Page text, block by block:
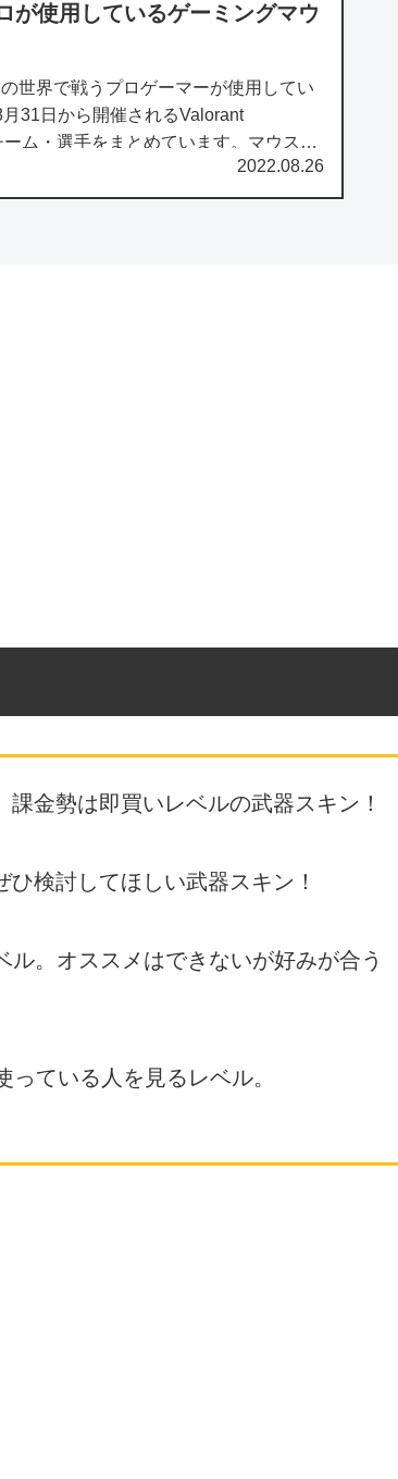
が使用しているゲーミングマウ
世界で戦うプロゲーマーが使用してい
31日から開催されるValorant
ム・選手をまとめています。マウスを
2022.08.26
金勢は即買いレベルの武器スキン！
検討してほしい武器スキン！
。オススメはできないが好みが合う
ている人を見るレベル。